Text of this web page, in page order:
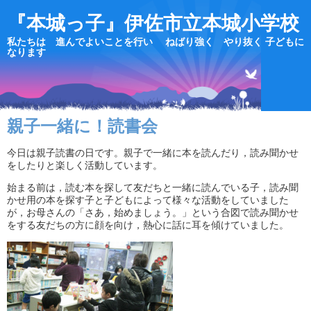
『本城っ子』伊佐市立本城小学校
私たちは 進んでよいことを行い ねばり強く やり抜く 子どもに
なります
親子一緒に！読書会
今日は親子読書の日です。親子で一緒に本を読んだり，読み聞かせ
をしたりと楽しく活動しています。
始まる前は，読む本を探して友だちと一緒に読んでいる子，読み聞
かせ用の本を探す子と子どもによって様々な活動をしていました
が，お母さんの「さあ，始めましょう。」という合図で読み聞かせ
をする友だちの方に顔を向け，熱心に話に耳を傾けていました。